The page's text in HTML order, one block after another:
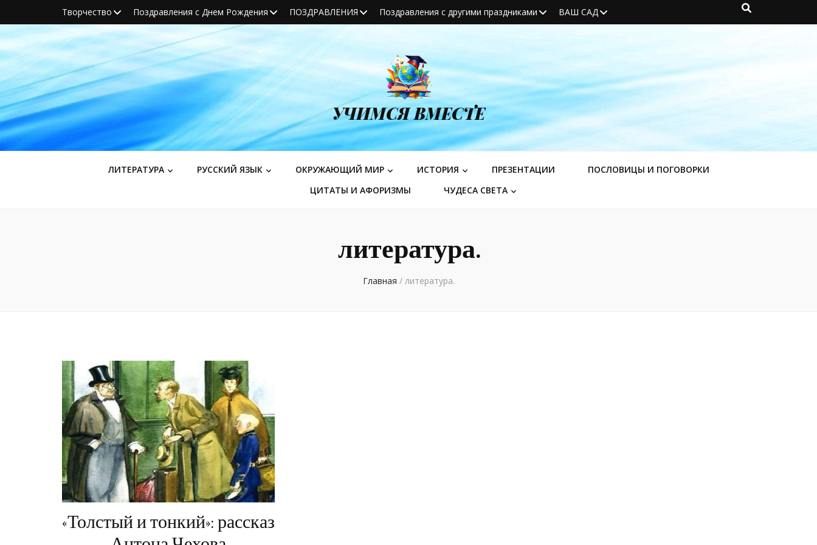
Творчество Поздравления с Днем Рождения ПОЗДРАВЛЕНИЯ Поздравления с другими праздниками ВАШ САД
УЧИМСЯ ВМЕСТЕ
ЛИТЕРАТУРА РУССКИЙ ЯЗЫК ОКРУЖАЮЩИЙ МИР ИСТОРИЯ ПРЕЗЕНТАЦИИ
ПОСЛОВИЦЫ И ПОГОВОРКИ
ЦИТАТЫ И АФОРИЗМЫ
ЧУДЕСА СВЕТА
литература.
Главная / литература.
«Толстый и тонкий»: рассказ